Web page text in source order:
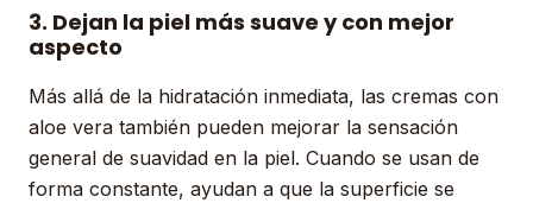
3. Dejan la piel más suave y con mejor
aspecto
Más allá de la hidratación inmediata, las cremas con
aloe vera también pueden mejorar la sensación
general de suavidad en la piel. Cuando se usan de
forma constante, ayudan a que la superficie se